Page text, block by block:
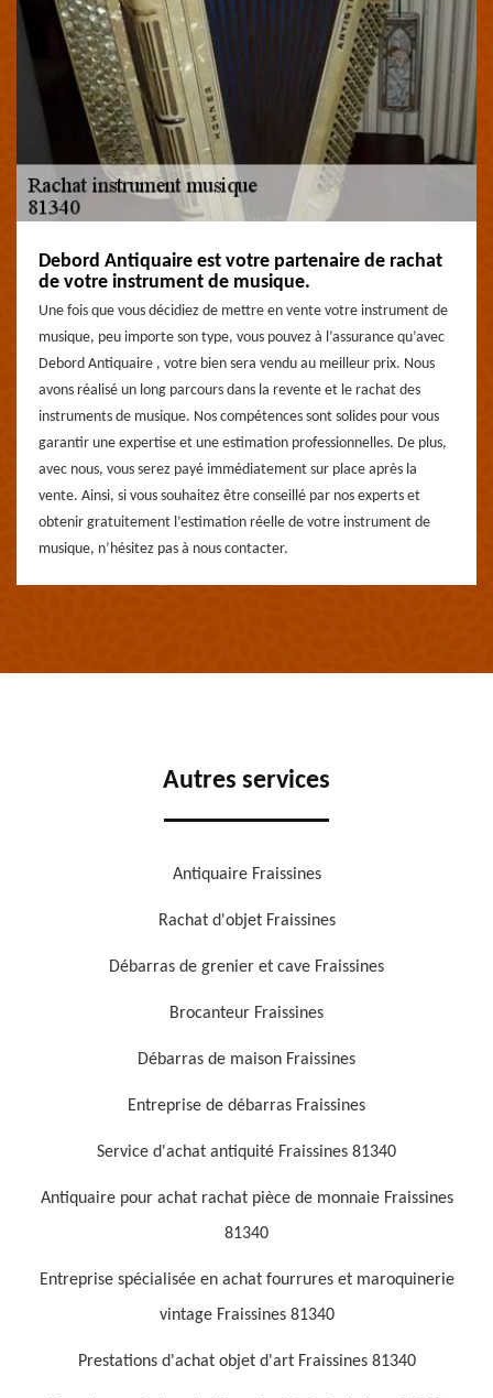
Debord Antiquaire est votre partenaire de rachat
de votre instrument de musique.
Une fois que vous décidiez de mettre en vente votre instrument de
musique, peu importe son type, vous pouvez à l’assurance qu’avec
Debord Antiquaire , votre bien sera vendu au meilleur prix. Nous
avons réalisé un long parcours dans la revente et le rachat des
instruments de musique. Nos compétences sont solides pour vous
garantir une expertise et une estimation professionnelles. De plus,
avec nous, vous serez payé immédiatement sur place après la
vente. Ainsi, si vous souhaitez être conseillé par nos experts et
obtenir gratuitement l’estimation réelle de votre instrument de
musique, n’hésitez pas à nous contacter.
Autres services
Antiquaire Fraissines
Rachat d'objet Fraissines
Débarras de grenier et cave Fraissines
Brocanteur Fraissines
Débarras de maison Fraissines
Entreprise de débarras Fraissines
Service d'achat antiquité Fraissines 81340
Antiquaire pour achat rachat pièce de monnaie Fraissines
81340
Entreprise spécialisée en achat fourrures et maroquinerie
vintage Fraissines 81340
Prestations d'achat objet d'art Fraissines 81340